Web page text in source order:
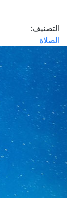
التصنيف:
الصلاة